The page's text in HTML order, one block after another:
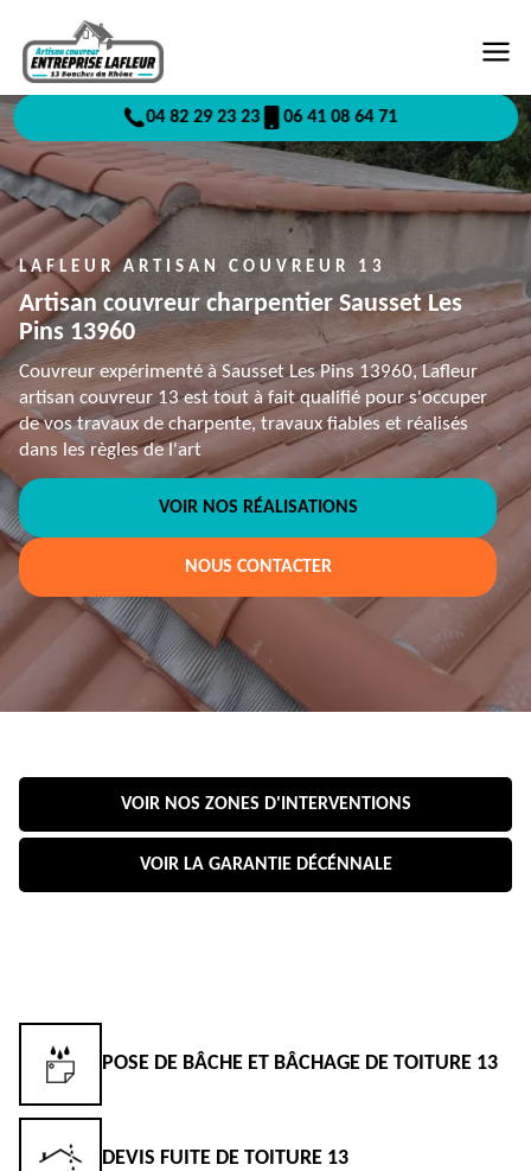
04 82 29 23 23 06 41 08 64 71
LAFLEUR ARTISAN COUVREUR 13
Artisan couvreur charpentier Sausset Les
Pins 13960
Couvreur expérimenté à Sausset Les Pins 13960, Lafleur
artisan couvreur 13 est tout à fait qualifié pour s'occuper
de vos travaux de charpente, travaux fiables et réalisés
dans les règles de l'art
VOIR NOS RÉALISATIONS
NOUS CONTACTER
VOIR NOS ZONES D'INTERVENTIONS
VOIR LA GARANTIE DÉCÉNNALE
POSE DE BÂCHE ET BÂCHAGE DE TOITURE 13
DEVIS FUITE DE TOITURE 13